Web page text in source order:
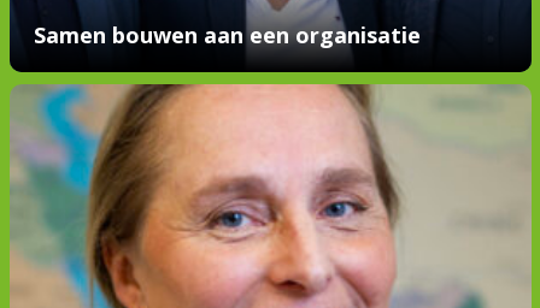
Samen bouwen aan een organisatie